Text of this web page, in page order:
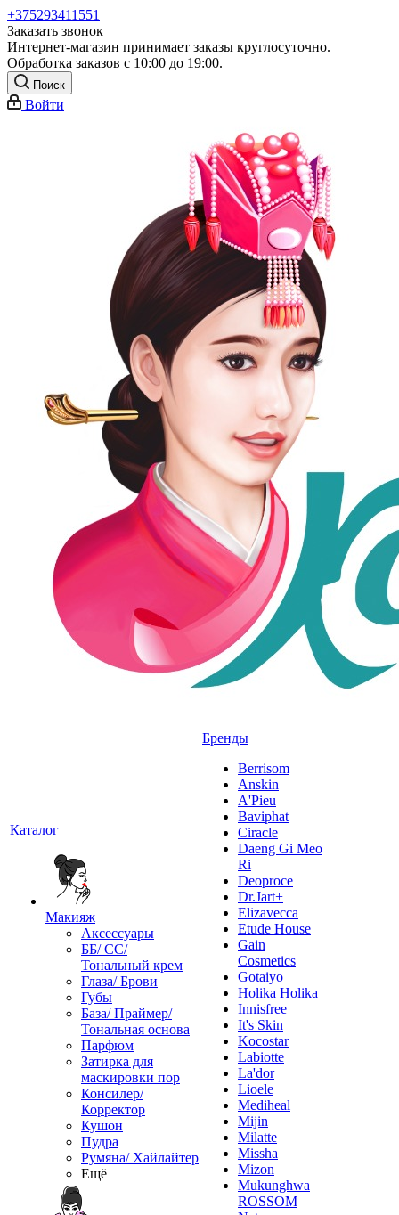
+375293411551
Заказать звонок
Интернет-магазин принимает заказы круглосуточно.
Обработка заказов с 10:00 до 19:00.
Поиск
Войти
Каталог
Макияж
Аксессуары
ББ/ СС/
Тональный крем
Глаза/ Брови
Губы
База/ Праймер/
Тональная основа
Парфюм
Затирка для
маскировки пор
Консилер/
Корректор
Кушон
Пудра
Румяна/ Хайлайтер
Ещё
Бренды
Berrisom
Anskin
A'Pieu
Baviphat
Ciracle
Daeng Gi Meo
Ri
Deoproce
Dr.Jart+
Elizavecca
Etude House
Gain
Cosmetics
Gotaiyo
Holika Holika
Innisfree
It's Skin
Kocostar
Labiotte
La'dor
Lioele
Mediheal
Mijin
Milatte
Missha
Mizon
Mukunghwa
ROSSOM